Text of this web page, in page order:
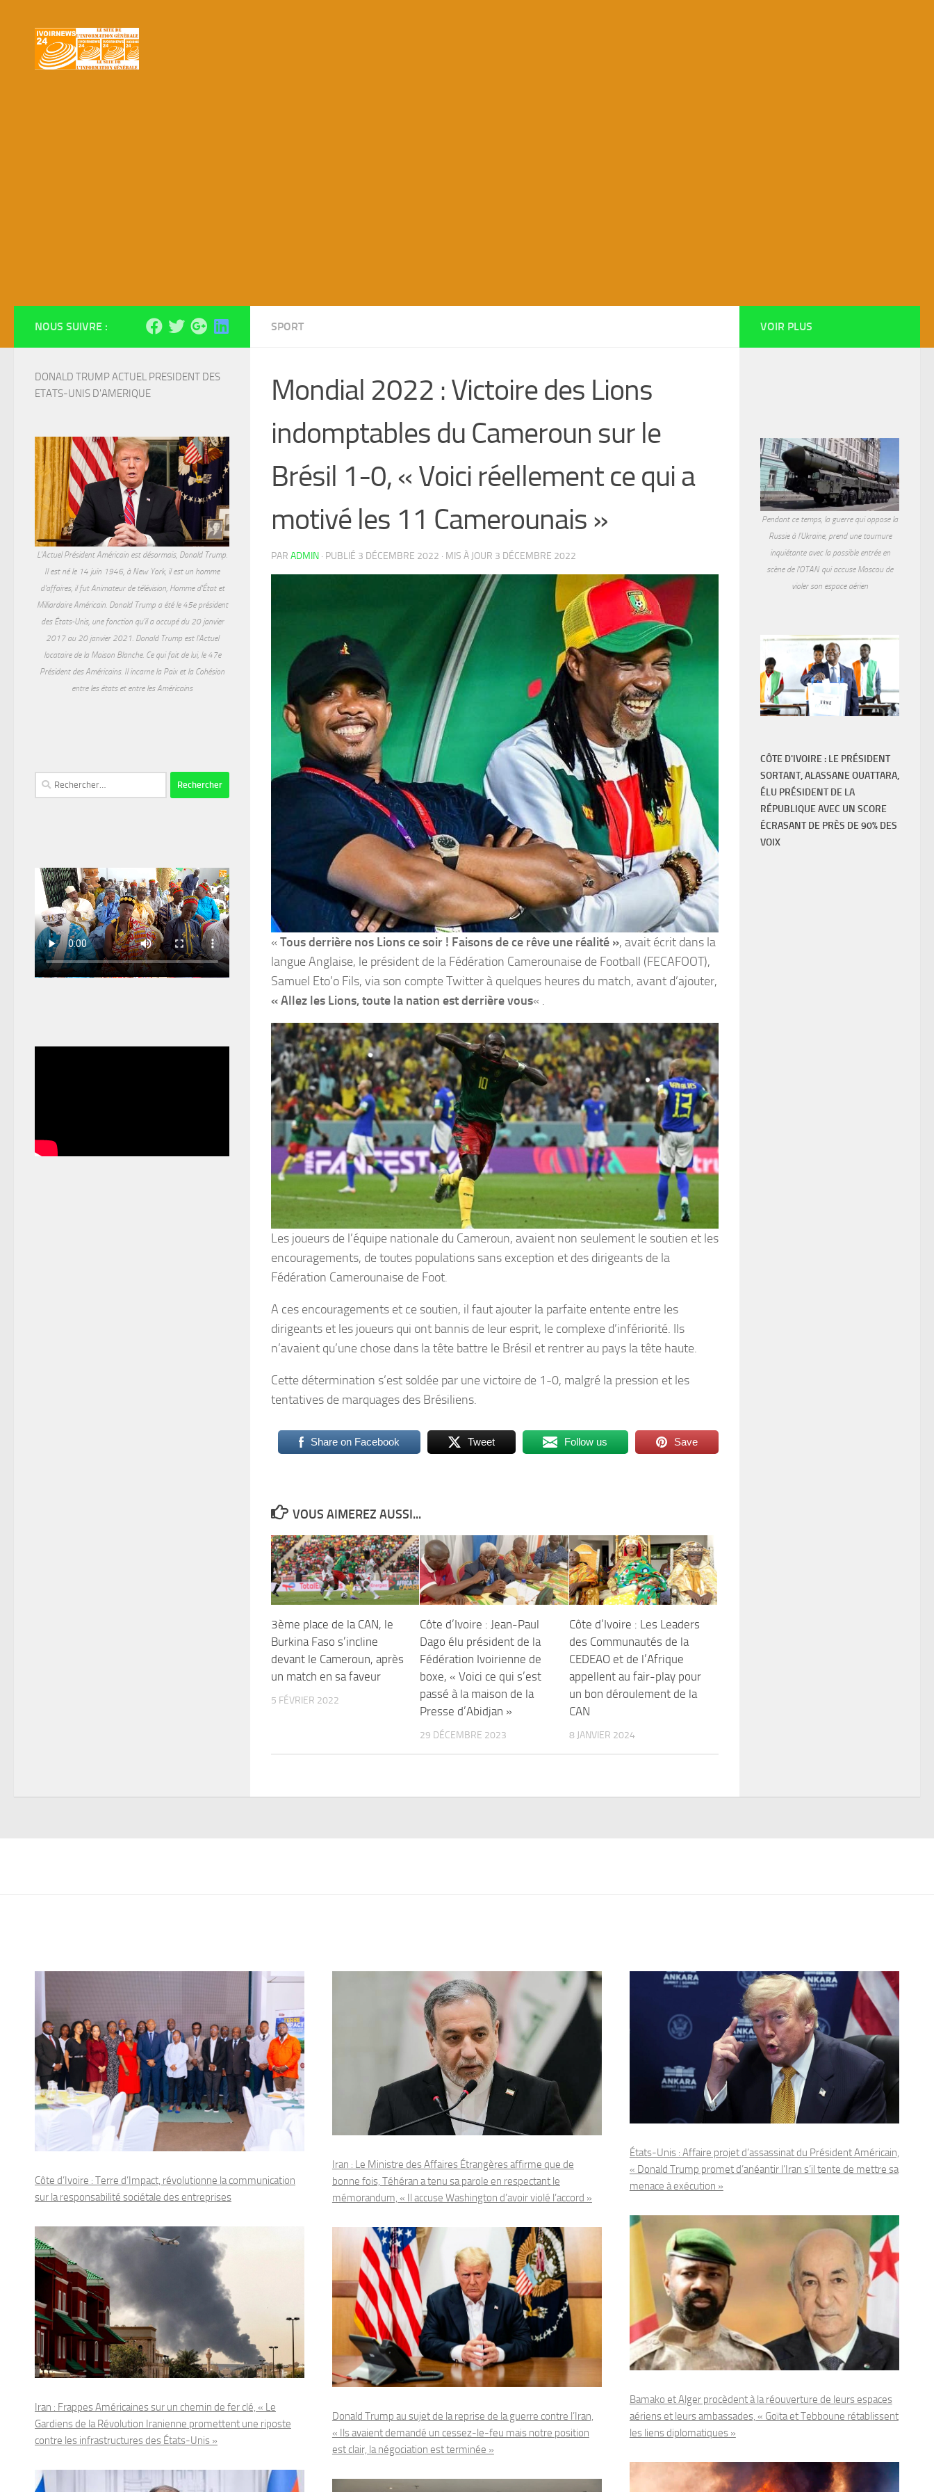
SPORT
Mondial 2022 : Victoire des Lions
indomptables du Cameroun sur le
Brésil 1-0, « Voici réellement ce qui a
motivé les 11 Camerounais »
PAR ADMIN · PUBLIÉ 3 DÉCEMBRE 2022 · MIS À JOUR 3 DÉCEMBRE 2022
« Tous derrière nos Lions ce soir ! Faisons de ce rêve une réalité », avait écrit dans la
langue Anglaise, le président de la Fédération Camerounaise de Football (FECAFOOT),
Samuel Eto’o Fils, via son compte Twitter à quelques heures du match, avant d’ajouter,
« Allez les Lions, toute la nation est derrière vous« .
Les joueurs de l’équipe nationale du Cameroun, avaient non seulement le soutien et les
encouragements, de toutes populations sans exception et des dirigeants de la
Fédération Camerounaise de Foot.
A ces encouragements et ce soutien, il faut ajouter la parfaite entente entre les
dirigeants et les joueurs qui ont bannis de leur esprit, le complexe d’infériorité. Ils
n’avaient qu’une chose dans la tête battre le Brésil et rentrer au pays la tête haute.
Cette détermination s’est soldée par une victoire de 1-0, malgré la pression et les
tentatives de marquages des Brésiliens.
Share on Facebook Tweet Follow us Save
VOUS AIMEREZ AUSSI...
3ème place de la CAN, le
Burkina Faso s’incline
devant le Cameroun, après
un match en sa faveur
5 FÉVRIER 2022
Côte d’Ivoire : Jean-Paul
Dago élu président de la
Fédération Ivoirienne de
boxe, « Voici ce qui s’est
passé à la maison de la
Presse d’Abidjan »
29 DÉCEMBRE 2023
Côte d’Ivoire : Les Leaders
des Communautés de la
CEDEAO et de l’Afrique
appellent au fair-play pour
un bon déroulement de la
CAN
8 JANVIER 2024
NOUS SUIVRE :
DONALD TRUMP ACTUEL PRESIDENT DES
ETATS-UNIS D'AMERIQUE
L'Actuel Président Américain est désormais, Donald Trump.
Il est né le 14 juin 1946, à New York, il est un homme
d'affaires, il fut Animateur de télévision, Homme d'État et
Milliardaire Américain. Donald Trump a été le 45e président
des États-Unis, une fonction qu'il a occupé du 20 janvier
2017 au 20 janvier 2021. Donald Trump est l'Actuel
locataire de la Maison Blanche. Ce qui fait de lui, le 47e
Président des Américains. Il incarne la Paix et la Cohésion
entre les états et entre les Américains
Rechercher :
VOIR PLUS
Pendant ce temps, la guerre qui oppose la
Russie à l'Ukraine, prend une tournure
inquiétante avec la possible entrée en
scène de l'OTAN qui accuse Moscou de
violer son espace aérien
CÔTE D'IVOIRE : LE PRÉSIDENT
SORTANT, ALASSANE OUATTARA,
ÉLU PRÉSIDENT DE LA
RÉPUBLIQUE AVEC UN SCORE
ÉCRASANT DE PRÈS DE 90% DES
VOIX
Côte d’Ivoire : Terre d’Impact, révolutionne la communication
sur la responsabilité sociétale des entreprises
Iran : Frappes Américaines sur un chemin de fer clé, « Le
Gardiens de la Révolution Iranienne promettent une riposte
contre les infrastructures des États-Unis »
Iran : Le Ministre des Affaires Étrangères affirme que de
bonne fois, Téhéran a tenu sa parole en respectant le
mémorandum, « Il accuse Washington d’avoir violé l’accord »
Donald Trump au sujet de la reprise de la guerre contre l’Iran,
« Ils avaient demandé un cessez-le-feu mais notre position
est clair, la négociation est terminée »
États-Unis : Affaire projet d’assassinat du Président Américain,
« Donald Trump promet d’anéantir l’Iran s’il tente de mettre sa
menace à exécution »
Bamako et Alger procèdent à la réouverture de leurs espaces
aériens et leurs ambassades, « Goïta et Tebboune rétablissent
les liens diplomatiques »